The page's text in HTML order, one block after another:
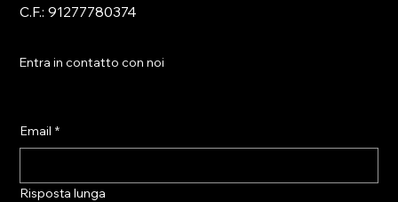
C.F.: 91277780374
Entra in contatto con noi
Email *
Risposta lunga